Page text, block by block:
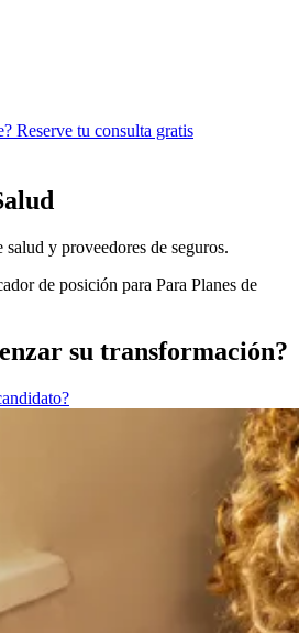
Reserve tu consulta gratis
y proveedores de seguros.
de posición para Para Planes de
su transformación?